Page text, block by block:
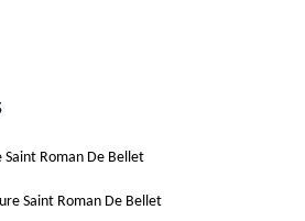
Roman De Bellet
Saint Roman De Bellet